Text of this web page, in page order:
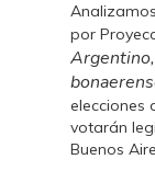
por
elecciones
votarán
Buenos